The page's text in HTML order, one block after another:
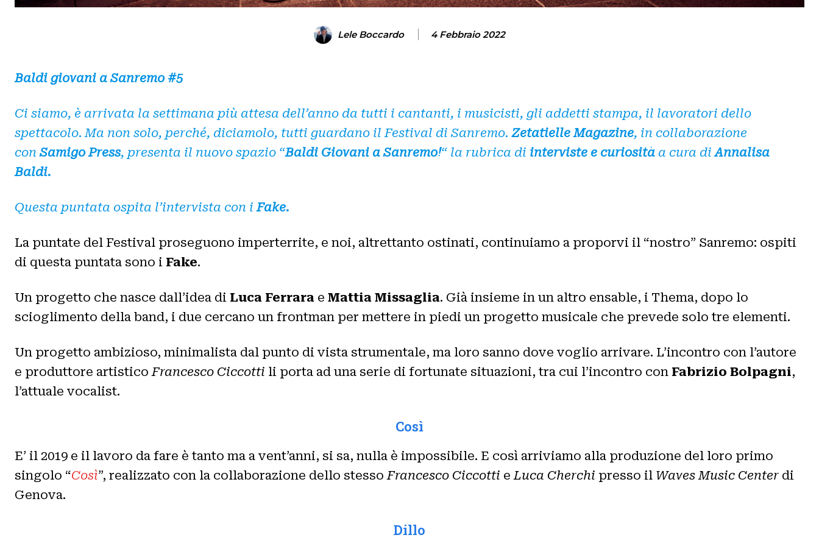
Lele Boccardo 4 Febbraio 2022
Baldi giovani a Sanremo #5
Ci siamo, è arrivata la settimana più attesa dell’anno da tutti i cantanti, i musicisti, gli addetti stampa, il lavoratori dello
spettacolo. Ma non solo, perché, diciamolo, tutti guardano il Festival di Sanremo.Zetatielle Magazine, in collaborazione
conSamigo Press, presenta il nuovo spazio “Baldi Giovani a Sanremo!“ la rubrica di interviste e curiosità a cura diAnnalisa
Baldi.
Questa puntata ospita l’intervista con iFake.
La puntate del Festival proseguono imperterrite, e noi, altrettanto ostinati, continuiamo a proporvi il “nostro” Sanremo: ospiti
di questa puntata sono i Fake.
Un progetto che nasce dall’idea di Luca Ferrara e Mattia Missaglia. Già insieme in un altro ensable, i Thema, dopo lo
scioglimento della band, i due cercano un frontman per mettere in piedi un progetto musicale che prevede solo tre elementi.
Un progetto ambizioso, minimalista dal punto di vista strumentale, ma loro sanno dove voglio arrivare. L’incontro con l’autore
e produttore artisticoFrancesco Ciccotti li porta ad una serie di fortunate situazioni, tra cui l’incontro con Fabrizio Bolpagni,
l’attuale vocalist.
Così
E’ il 2019 e il lavoro da fare è tanto ma a vent’anni, si sa, nulla è impossibile. E così arriviamo alla produzione del loro primo
singolo “Così”, realizzato con la collaborazione dello stessoFrancesco Ciccotti eLuca Cherchi presso il Waves Music Center di
Genova.
Dillo